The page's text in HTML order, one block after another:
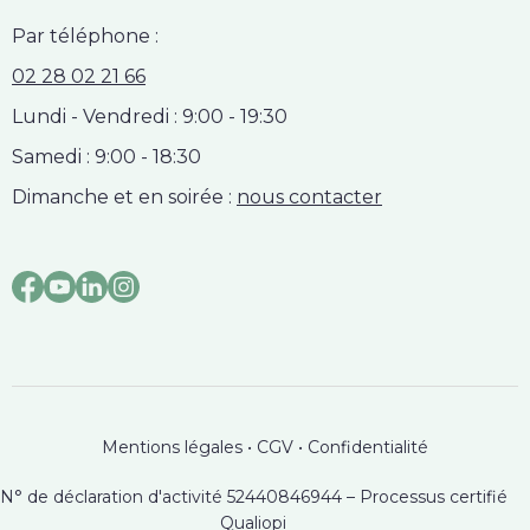
Par téléphone :
02 28 02 21 66
Lundi - Vendredi : 9:00 - 19:30
Samedi : 9:00 - 18:30
Dimanche et en soirée : nous contacter
Mentions légales • CGV • Confidentialité
N° de déclaration d'activité 52440846944 – Processus certifié
Qualiopi